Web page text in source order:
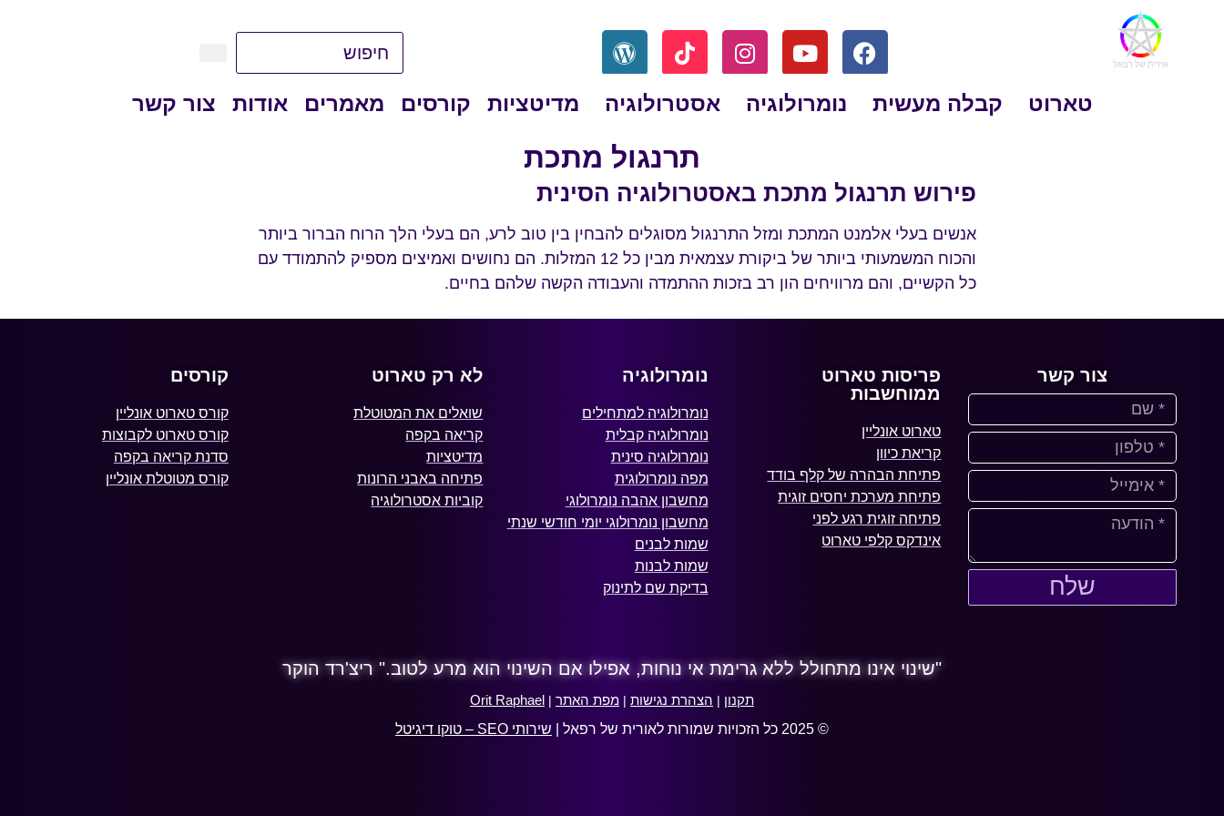
טארוט קבלה מעשית נומרולוגיה אסטרולוגיה מדיטציות קורסים מאמרים אודות צור קשר
תרנגול מתכת
פירוש תרנגול מתכת באסטרולוגיה הסינית
אנשים בעלי אלמנט המתכת ומזל התרנגול מסוגלים להבחין בין טוב לרע, הם בעלי הלך הרוח הברור ביותר
והכוח המשמעותי ביותר של ביקורת עצמאית מבין כל 12 המזלות. הם נחושים ואמיצים מספיק להתמודד עם
כל הקשיים, והם מרוויחים הון רב בזכות ההתמדה והעבודה הקשה שלהם בחיים.
צור קשר
שלח
פריסות טארוט
ממוחשבות
טארוט אונליין
קריאת כיוון
פתיחת הבהרה של קלף בודד
פתיחת מערכת יחסים זוגית
פתיחה זוגית רגע לפני
אינדקס קלפי טארוט
נומרולוגיה
נומרולוגיה למתחילים
נומרולוגיה קבלית
נומרולוגיה סינית
מפה נומרולוגית
מחשבון אהבה נומרולוגי
מחשבון נומרולוגי יומי חודשי שנתי
שמות לבנים
שמות לבנות
בדיקת שם לתינוק
לא רק טארוט
שואלים את המטוטלת
קריאה בקפה
מדיטציות
פתיחה באבני הרונות
קוביות אסטרולוגיה
קורסים
קורס טארוט אונליין
קורס טארוט לקבוצות
סדנת קריאה בקפה
קורס מטוטלת אונליין
"שינוי אינו מתחולל ללא גרימת אי נוחות, אפילו אם השינוי הוא מרע לטוב." ריצ'רד הוקר
תקנון | הצהרת נגישות | מפת האתר |
Orit Raphael
© 2025 כל הזכויות שמורות לאורית של רפאל |
שירותי SEO – טוקו דיגיטל